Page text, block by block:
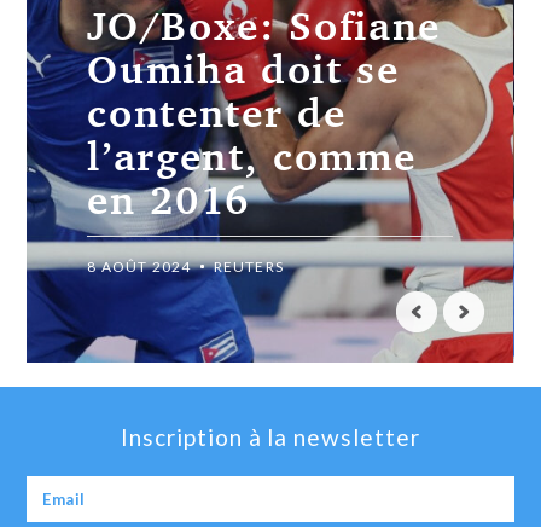
JO/Boxe: Sofiane
Oumiha doit se
contenter de
l’argent, comme
en 2016
8 AOÛT 2024 REUTERS
Inscription à la newsletter